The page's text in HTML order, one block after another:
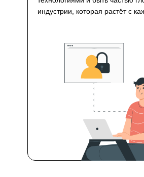
индустрии, которая растёт с